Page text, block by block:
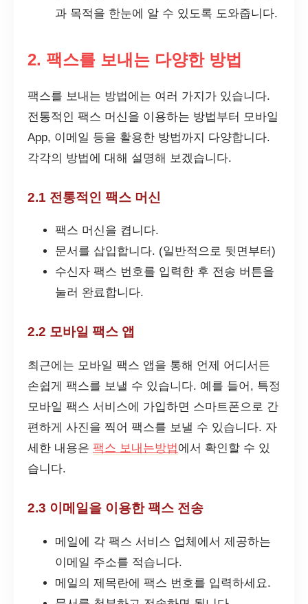
과 목적을 한눈에 알 수 있도록 도와줍니다.
2. 팩스를 보내는 다양한 방법
팩스를 보내는 방법에는 여러 가지가 있습니다.
전통적인 팩스 머신을 이용하는 방법부터 모바일
App, 이메일 등을 활용한 방법까지 다양합니다.
각각의 방법에 대해 설명해 보겠습니다.
2.1 전통적인 팩스 머신
팩스 머신을 켭니다.
문서를 삽입합니다. (일반적으로 뒷면부터)
수신자 팩스 번호를 입력한 후 전송 버튼을
눌러 완료합니다.
2.2 모바일 팩스 앱
최근에는 모바일 팩스 앱을 통해 언제 어디서든
손쉽게 팩스를 보낼 수 있습니다. 예를 들어, 특정
모바일 팩스 서비스에 가입하면 스마트폰으로 간
편하게 사진을 찍어 팩스를 보낼 수 있습니다. 자
세한 내용은 팩스 보내는방법에서 확인할 수 있
습니다.
2.3 이메일을 이용한 팩스 전송
메일에 각 팩스 서비스 업체에서 제공하는
이메일 주소를 적습니다.
메일의 제목란에 팩스 번호를 입력하세요.